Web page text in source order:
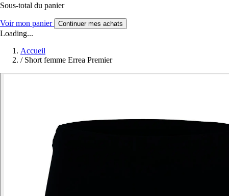
Sous-total du panier
Voir mon panier Continuer mes achats
Loading...
Accueil
/ Short femme Errea Premier